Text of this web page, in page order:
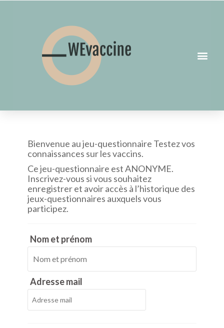
Bienvenue au jeu-questionnaire Testez vos
connaissances sur les vaccins.
Ce jeu-questionnaire est ANONYME.
Inscrivez-vous si vous souhaitez
enregistrer et avoir accès à l’historique des
jeux-questionnaires auxquels vous
participez.
Nom et prénom
Adresse mail